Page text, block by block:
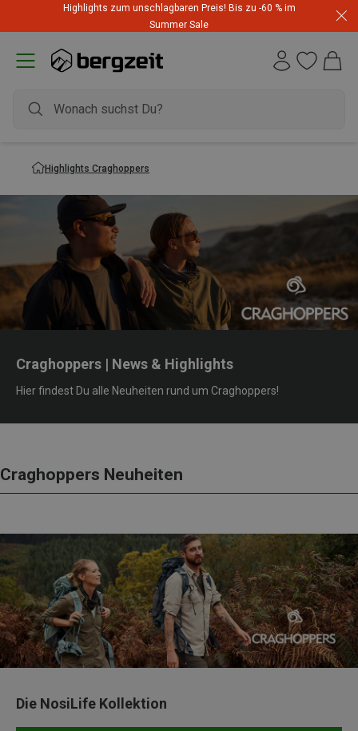
Highlights zum unschlagbaren Preis! Bis zu -60 % im
Summer Sale
Highlights Craghoppers
Craghoppers | News & Highlights
Hier findest Du alle Neuheiten rund um Craghoppers!
Craghoppers Neuheiten
Die NosiLife Kollektion